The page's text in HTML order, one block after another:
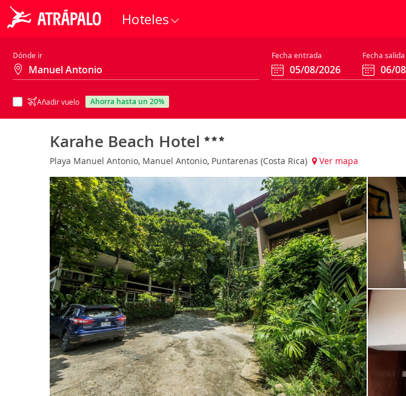
Hoteles
Dónde ir Fecha entrada Fecha salida
Añadir vuelo ahorra hasta un 20%
Karahe Beach Hotel
Playa Manuel Antonio, Manuel Antonio, Puntarenas (Costa Rica) Ver mapa